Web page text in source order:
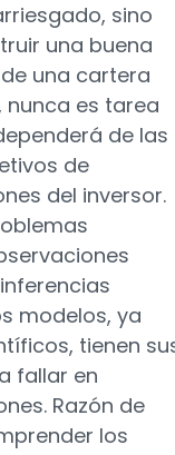
sino
una buena
una cartera
es tarea
de las
de
del inversor.
modelos, ya
tienen
fallar en
Razón de
los